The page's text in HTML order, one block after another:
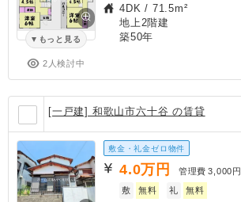
もっと見る
2人検討中
4DK / 71.5m²
地上2階建
築50年
[一戸建] 和歌山市六十谷 の賃貸
敷金・礼金ゼロ物件
4.0万円 管理費 3,000円
敷
無料 礼 無料